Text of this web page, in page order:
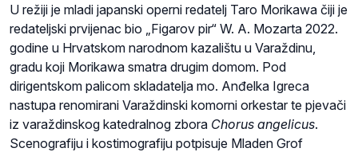
U režiji je mladi japanski operni redatelj Taro Morikawa čiji je
redateljski prvijenac bio „Figarov pir“ W. A. Mozarta 2022.
godine u Hrvatskom narodnom kazalištu u Varaždinu,
gradu koji Morikawa smatra drugim domom. Pod
dirigentskom palicom skladatelja mo. Anđelka Igreca
nastupa renomirani Varaždinski komorni orkestar te pjevači
iz varaždinskog katedralnog zbora Chorus angelicus.
Scenografiju i kostimografiju potpisuje Mladen Grof